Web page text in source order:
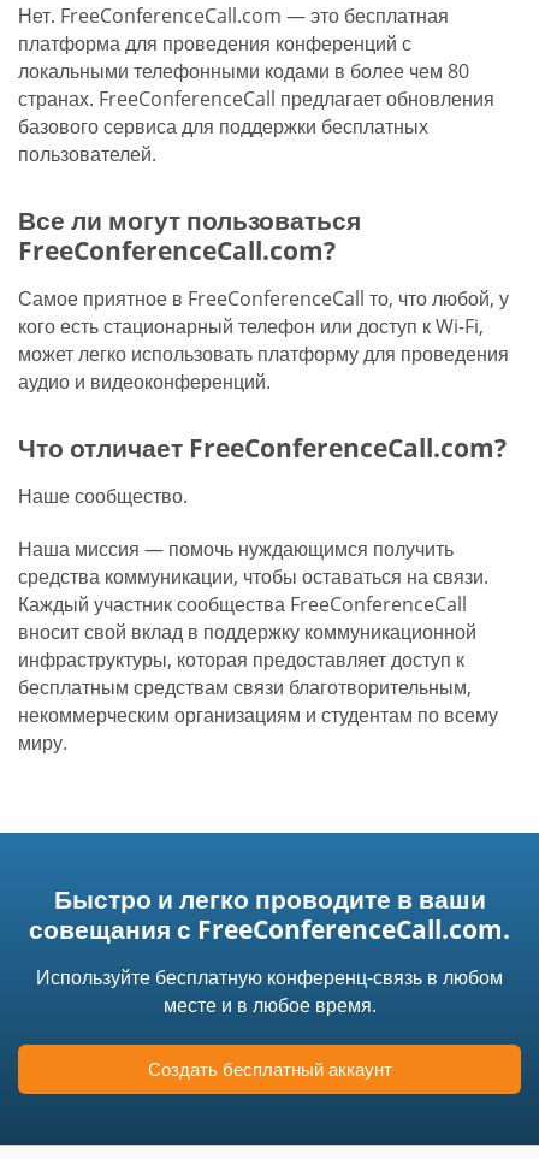
Нет. FreeConferenceCall.com — это бесплатная
платформа для проведения конференций с
локальными телефонными кодами в более чем 80
странах. FreeConferenceCall предлагает обновления
базового сервиса для поддержки бесплатных
пользователей.
Все ли могут пользоваться
FreeConferenceCall.com?
Самое приятное в FreeConferenceCall то, что любой, у
кого есть стационарный телефон или доступ к Wi-Fi,
может легко использовать платформу для проведения
аудио и видеоконференций.
Что отличает FreeConferenceCall.com?
Наше сообщество.
Наша миссия — помочь нуждающимся получить
средства коммуникации, чтобы оставаться на связи.
Каждый участник сообщества FreeConferenceCall
вносит свой вклад в поддержку коммуникационной
инфраструктуры, которая предоставляет доступ к
бесплатным средствам связи благотворительным,
некоммерческим организациям и студентам по всему
миру.
Быстро и легко проводите в ваши
совещания с FreeConferenceCall.com.
Используйте бесплатную конференц-связь в любом
месте и в любое время.
Создать бесплатный аккаунт